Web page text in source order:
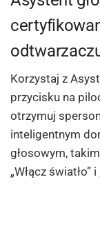
Korzystaj z
przycisku na
otrzymuj
inteligentnym
głosowym,
„Włącz